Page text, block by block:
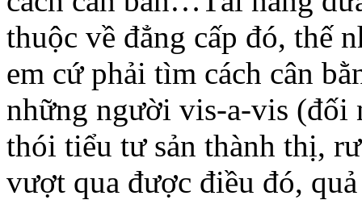
thuộc về đẳng cấp đó,
em cứ phải tìm cách cân
những người vis-a-vis (đối
thói tiểu tư sản thành thị,
vượt qua được điều đó,